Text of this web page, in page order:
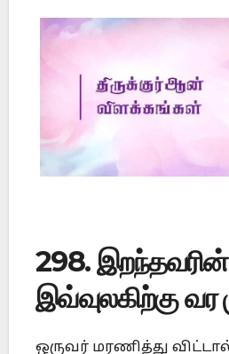
298.
இவ்வுலகிற்கு வர
ஒருவர் மரணித்து